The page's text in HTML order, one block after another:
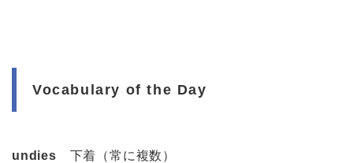
Vocabulary of the Day
undies 下着（常に複数）